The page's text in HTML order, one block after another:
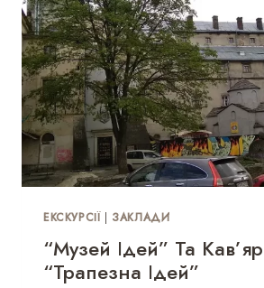
ЕКСКУРСІЇ ЗАКЛАДИ
“Музей Ідей” Та
“Трапезна Ідей”